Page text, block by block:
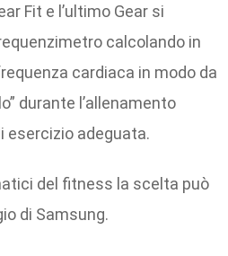
Fit e l’ultimo Gear si
calcolando in
cardiaca in modo da
durante l’allenamento
esercizio adeguata.
del fitness la scelta può
di Samsung.